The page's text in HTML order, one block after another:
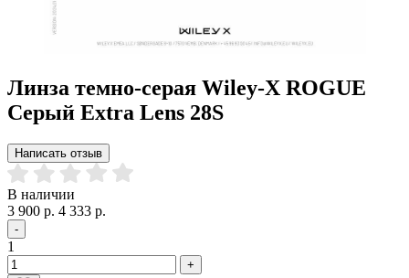
Линза темно-серая Wiley-X ROGUE
Серый Extra Lens 28S
Написать отзыв
В наличии
3 900 р. 4 333 р.
-
1
+